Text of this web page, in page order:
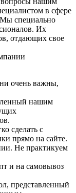
в сфере
специально
Их
отдающих свое
очень важны,
нашим
сделать с
прямо на сайте.
Не практикуем
и на самовывоз
представленный